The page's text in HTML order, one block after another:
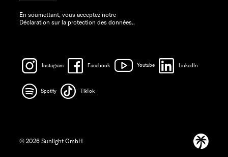
En soumettant, vous acceptez notre
Déclaration sur la protection des données..
Instagram Facebook Youtube LinkedIn
Spotify TikTok
© 2026 Sunlight GmbH